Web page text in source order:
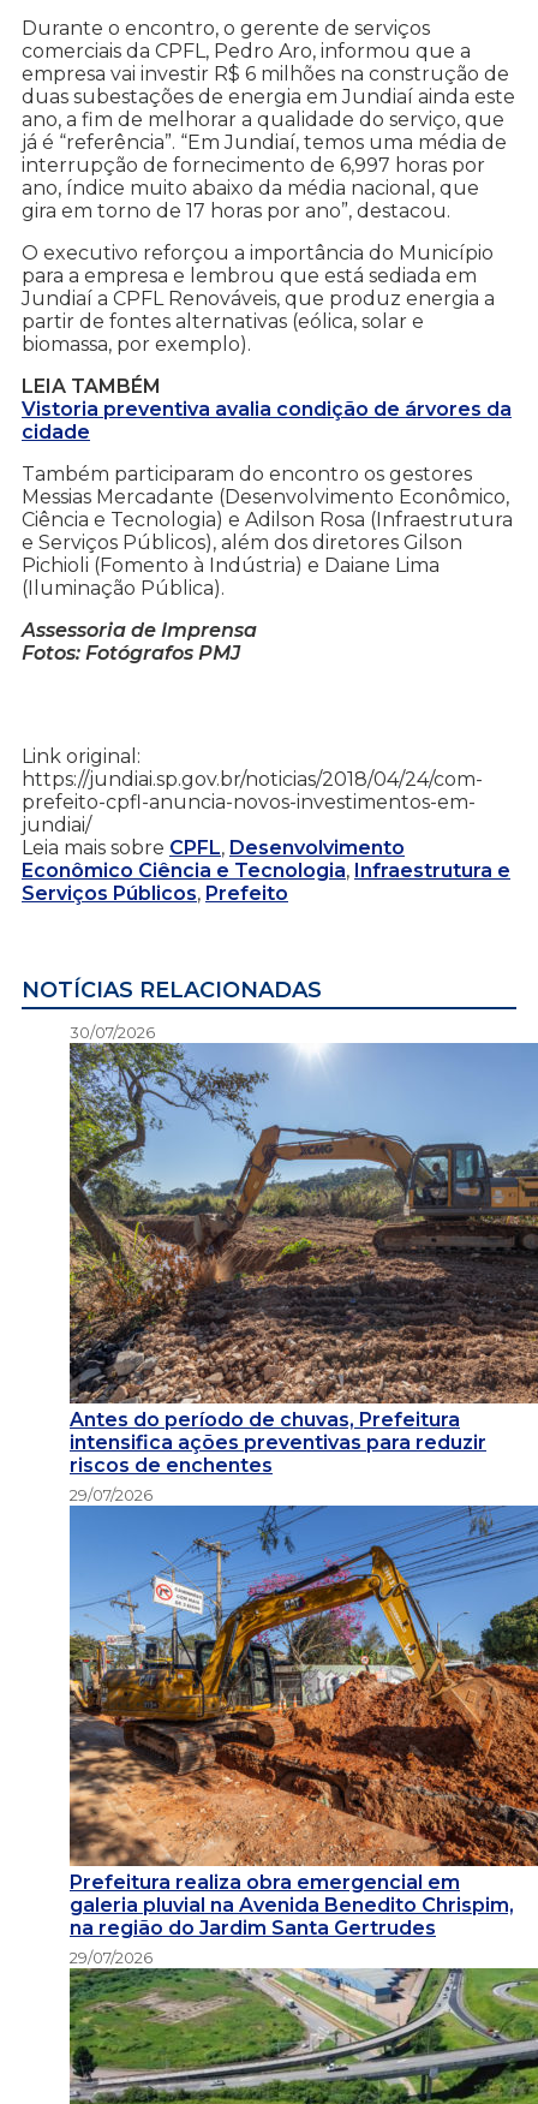
Durante o encontro, o gerente de serviços
comerciais da CPFL, Pedro Aro, informou que a
empresa vai investir R$ 6 milhões na construção de
duas subestações de energia em Jundiaí ainda este
ano, a fim de melhorar a qualidade do serviço, que
já é “referência”. “Em Jundiaí, temos uma média de
interrupção de fornecimento de 6,997 horas por
ano, índice muito abaixo da média nacional, que
gira em torno de 17 horas por ano”, destacou.
O executivo reforçou a importância do Município
para a empresa e lembrou que está sediada em
Jundiaí a CPFL Renováveis, que produz energia a
partir de fontes alternativas (eólica, solar e
biomassa, por exemplo).
LEIA TAMBÉM
Vistoria preventiva avalia condição de árvores da
cidade
Também participaram do encontro os gestores
Messias Mercadante (Desenvolvimento Econômico,
Ciência e Tecnologia) e Adilson Rosa (Infraestrutura
e Serviços Públicos), além dos diretores Gilson
Pichioli (Fomento à Indústria) e Daiane Lima
(Iluminação Pública).
Assessoria de Imprensa
Fotos: Fotógrafos PMJ
Link original:
https://jundiai.sp.gov.br/noticias/2018/04/24/com-
prefeito-cpfl-anuncia-novos-investimentos-em-
jundiai/
Leia mais sobre CPFL, Desenvolvimento
Econômico Ciência e Tecnologia, Infraestrutura e
Serviços Públicos, Prefeito
NOTÍCIAS RELACIONADAS
30/07/2026
Antes do período de chuvas, Prefeitura
intensifica ações preventivas para reduzir
riscos de enchentes
29/07/2026
Prefeitura realiza obra emergencial em
galeria pluvial na Avenida Benedito Chrispim,
na região do Jardim Santa Gertrudes
29/07/2026